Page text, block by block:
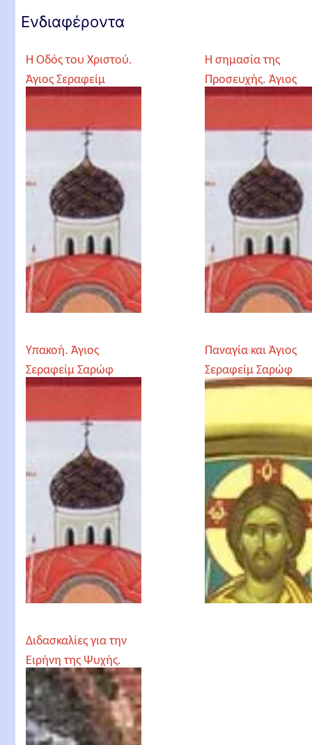
Ενδιαφέροντα
Η Οδός του Χριστού.
Άγιος Σεραφείμ
Σαρώφ
Η σημασία της
Προσευχής. Άγιος
Σεραφείμ Σαρώφ
Υπακοή. Άγιος
Σεραφείμ Σαρώφ
Παναγία και Άγιος
Σεραφείμ Σαρώφ
Διδασκαλίες για την
Ειρήνη της Ψυχής.
Άγιος Σεραφείμ
Σαρώφ